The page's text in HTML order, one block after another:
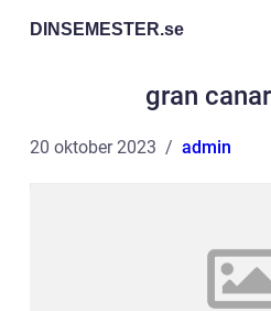
DINSEMESTER.se
gran
20 oktober 2023 admin